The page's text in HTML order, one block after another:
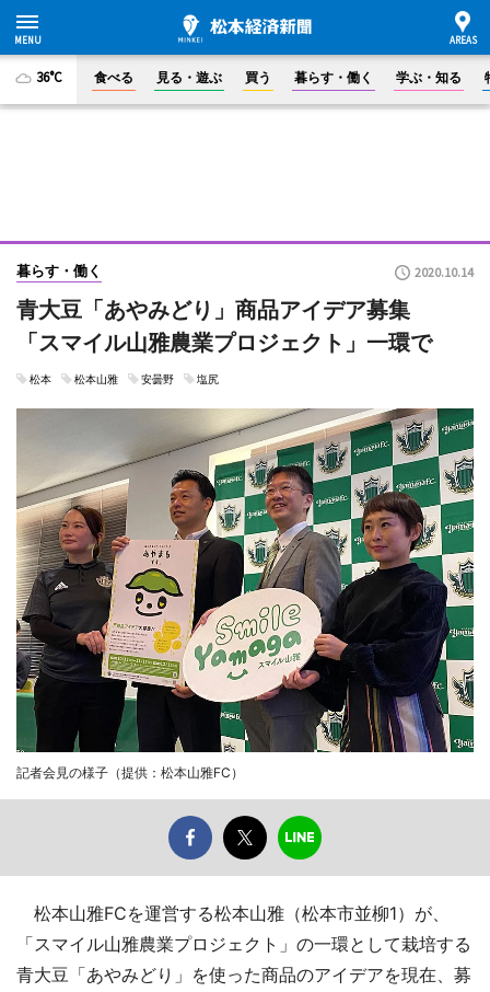
36°C 食べる 見る・遊ぶ 買う 暮らす・働く 学ぶ・知る
暮らす・働く 2020.10.14
青大豆「あやみどり」商品アイデア募集
「スマイル山雅農業プロジェクト」一環で
松本 松本山雅 安曇野 塩尻
記者会見の様子（提供：松本山雅FC）
松本山雅FCを運営する松本山雅（松本市並柳1）が、
「スマイル山雅農業プロジェクト」の一環として栽培する
青大豆「あやみどり」を使った商品のアイデアを現在、募